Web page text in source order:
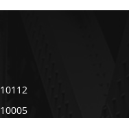
10112
10005